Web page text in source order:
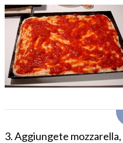
3. Aggiungete mozzarella,